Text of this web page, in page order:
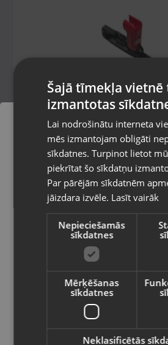
master Hand
Rīga, Aleksandra Čaka iela 108-601
Stāvoklis Jauns (Garantija 24
5.00€
HILTI HDM500
Pasūtījumi tiks
izvēlēto valsti
Vietnes saturs būs attēlots
valodā
Valsts
Latviešu / Latvian
Šajā tīmekļa vietnē
izmantotas
Lai nodrošinātu interneta
mēs izmantojam obligāti
sīkdatnes. Turpinot lietot
piekrītat šo sīkdatņu
Par pārējām sīkdatnēm
jāizdara izvēle. Lasīt vairāk
Nepieciešamās
sīkdatnes
Mērķēšanas
sīkdatnes
Neklasificētās